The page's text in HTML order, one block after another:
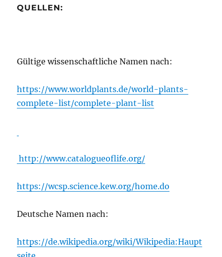
QUELLEN:
Gültige wissenschaftliche Namen nach:
https://www.worldplants.de/world-plants-
complete-list/complete-plant-list
http://www.catalogueoflife.org/
https://wcsp.science.kew.org/home.do
Deutsche Namen nach:
https://de.wikipedia.org/wiki/Wikipedia:Haupt